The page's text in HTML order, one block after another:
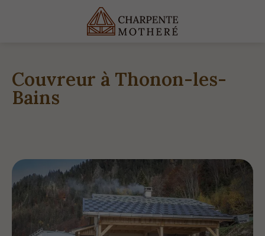
Couvreur à Thonon-les-
Bains